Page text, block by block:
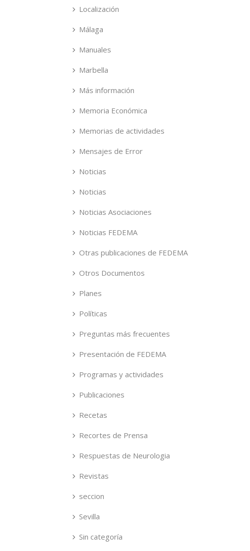
Localización
Málaga
Manuales
Marbella
Más información
Memoria Económica
Memorias de actividades
Mensajes de Error
Noticias
Noticias
Noticias Asociaciones
Noticias FEDEMA
Otras publicaciones de FEDEMA
Otros Documentos
Planes
Políticas
Preguntas más frecuentes
Presentación de FEDEMA
Programas y actividades
Publicaciones
Recetas
Recortes de Prensa
Respuestas de Neurologia
Revistas
seccion
Sevilla
Sin categoría